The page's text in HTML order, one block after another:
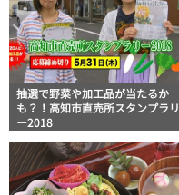
抽選で野菜や加工品が当たるか
も？！高知市直売所スタンプラリ
ー2018